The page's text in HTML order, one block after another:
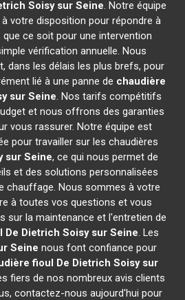
Soisy sur Seine. Notre équipe
votre disposition pour répondre à
ce soit pour une intervention
vérification annuelle. Nous
dans les délais les plus brefs, pour
lié à une panne de chaudière
sur Seine. Nos tarifs compétitifs
et nous offrons des garanties
vous rassurer. Notre équipe est
pour travailler sur les chaudières
sur Seine, ce qui nous permet de
et des solutions personnalisées
chauffage. Nous sommes à votre
à toutes vos questions et vous
sur la maintenance et l'entretien de
De Dietrich Soisy sur Seine. Les
Seine nous font confiance pour
fioul De Dietrich Soisy sur
fiers de nos nombreux avis clients
contactez-nous aujourd'hui pour